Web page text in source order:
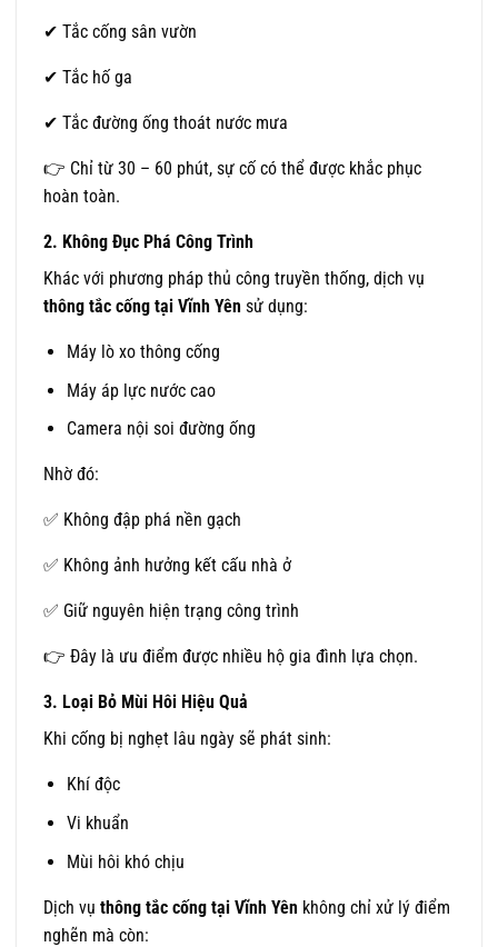
✔ Tắc cống sân vườn
✔ Tắc hố ga
✔ Tắc đường ống thoát nước mưa
👉 Chỉ từ 30 – 60 phút, sự cố có thể được khắc phục
hoàn toàn.
2. Không Đục Phá Công Trình
Khác với phương pháp thủ công truyền thống, dịch vụ
thông tắc cống tại Vĩnh Yên sử dụng:
Máy lò xo thông cống
Máy áp lực nước cao
Camera nội soi đường ống
Nhờ đó:
✅ Không đập phá nền gạch
✅ Không ảnh hưởng kết cấu nhà ở
✅ Giữ nguyên hiện trạng công trình
👉 Đây là ưu điểm được nhiều hộ gia đình lựa chọn.
3. Loại Bỏ Mùi Hôi Hiệu Quả
Khi cống bị nghẹt lâu ngày sẽ phát sinh:
Khí độc
Vi khuẩn
Mùi hôi khó chịu
Dịch vụ thông tắc cống tại Vĩnh Yên không chỉ xử lý điểm
nghẽn mà còn: